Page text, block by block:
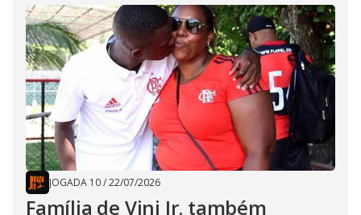
JOGADA 10/22/07/2026
Família de Vini Jr. também